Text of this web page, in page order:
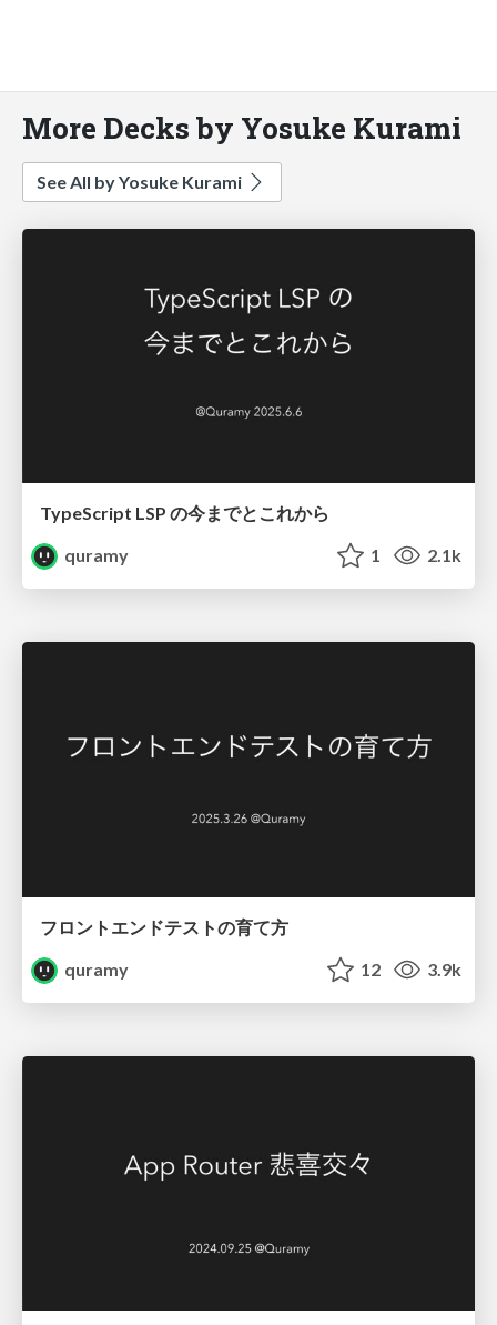
More Decks by Yosuke Kurami
See All by Yosuke Kurami
TypeScript LSP の今までとこれから
quramy
1 2.1k
フロントエンドテストの育て方
quramy
12 3.9k